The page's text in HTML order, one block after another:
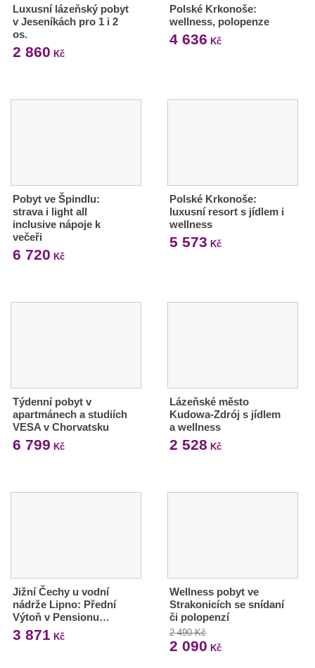
Luxusní lázeňský pobyt
v Jeseníkách pro 1 i 2
os.
2 860 Kč
Polské Krkonoše:
wellness, polopenze
4 636 Kč
Pobyt ve Špindlu:
strava i light all
inclusive nápoje k
večeři
6 720 Kč
Polské Krkonoše:
luxusní resort s jídlem i
wellness
5 573 Kč
Týdenní pobyt v
apartmánech a studiích
VESA v Chorvatsku
6 799 Kč
Lázeňské město
Kudowa-Zdrój s jídlem
a wellness
2 528 Kč
Jižní Čechy u vodní
nádrže Lipno: Přední
Výtoň v Pensionu…
3 871 Kč
Wellness pobyt ve
Strakonicích se snídaní
či polopenzí
2 490 Kč
2 090 Kč